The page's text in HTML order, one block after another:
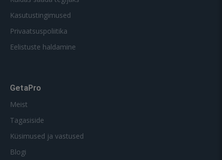
Kasutustingimused
Privaatsuspoliitika
Eelistuste haldamine
GetaPro
Meist
Tagasiside
Küsimused ja vastused
Blogi